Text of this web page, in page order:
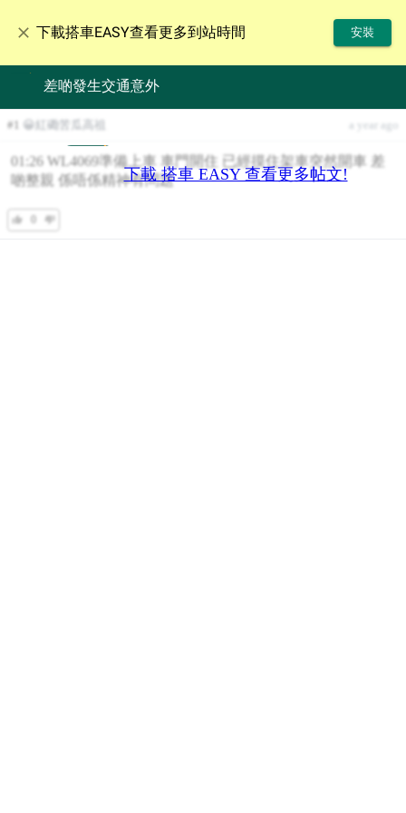
下載搭車EASY查看更多到站時間 安裝
差啲發生交通意外
下載 搭車 EASY 查看更多帖文!
# 1 😀紅磡苦瓜高祖 a year ago
01:26 WL4069準備上車 車門開住 已經摸住架車突然開車 差
啲整親 係唔係精神有問題